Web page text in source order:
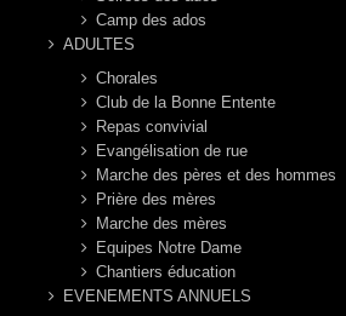
Camp des ados
ADULTES
Chorales
Club de la Bonne Entente
Repas convivial
Evangélisation de rue
Marche des pères et des hommes
Prière des mères
Marche des mères
Equipes Notre Dame
Chantiers éducation
EVENEMENTS ANNUELS